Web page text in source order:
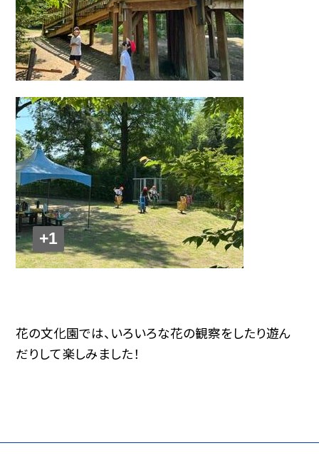
+1
花の文化園では、いろいろな花の観察をしたり遊ん
だりして楽しみました！